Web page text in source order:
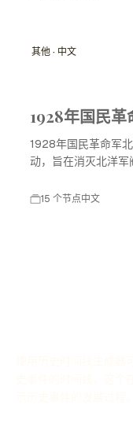
其他 · 中文
1928年国民革
1928年国民革命军
动，旨在消灭北洋军
15 个节点中文